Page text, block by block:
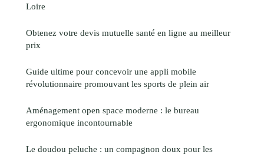
Loire
Obtenez votre devis mutuelle santé en ligne au meilleur
prix
Guide ultime pour concevoir une appli mobile
révolutionnaire promouvant les sports de plein air
Aménagement open space moderne : le bureau
ergonomique incontournable
Le doudou peluche : un compagnon doux pour les